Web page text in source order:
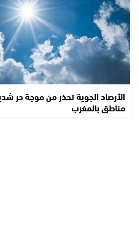
الأرصاد الجوية تحذر من موجة حر
مناطق بالمغرب